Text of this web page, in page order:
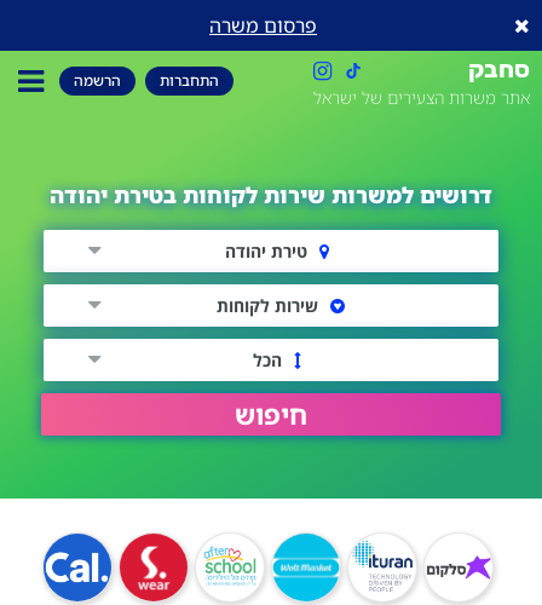
פרסום משרה
סחבק
אתר משרות הצעירים של ישראל
התחברות הרשמה
דרושים למשרות שירות לקוחות בטירת יהודה
טירת יהודה
שירות לקוחות
הכל
חיפוש